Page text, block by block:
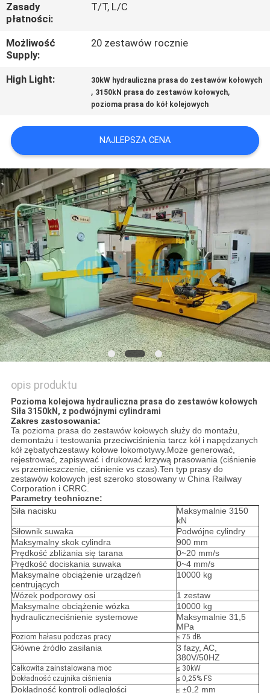
NAMI
POPROSIĆ
O
WYCENĘ
SITEMAP
PRIVACY
POLICY
Zasady
płatności:
T/T, L/C
Możliwość
Supply:
20 zestawów rocznie
High Light: 30kW hydrauliczna prasa do zestawów kołowych
, 3150kN prasa do zestawów kołowych,
pozioma prasa do kół kolejowych
NAJLEPSZA CENA
opis produktu
Pozioma kolejowa hydrauliczna prasa do zestawów kołowych
Siła 3150kN, z podwójnymi cylindrami
Zakres zastosowania:
Ta pozioma prasa do zestawów kołowych służy do montażu,
demontażu i testowania przeciwciśnienia tarcz kół i napędzanych
kół zębatychzestawy kołowe lokomotywy.Może generować,
rejestrować, zapisywać i drukować krzywą prasowania (ciśnienie
vs przemieszczenie, ciśnienie vs czas).Ten typ prasy do
zestawów kołowych jest szeroko stosowany w China Railway
Corporation i CRRC.
Parametry techniczne:
Siła nacisku
Maksymalnie 3150
kN
Siłownik suwaka
Podwójne cylindry
Maksymalny skok cylindra
900 mm
Prędkość zbliżania się tarana
0~20 mm/s
Prędkość dociskania suwaka
0~4 mm/s
Maksymalne obciążenie urządzeń
centrujących
10000 kg
Wózek podporowy osi
1 zestaw
Maksymalne obciążenie wózka
10000 kg
hydrauliczneciśnienie systemowe
Maksymalnie 31,5
MPa
Poziom hałasu podczas pracy ≤ 75 dB
Główne źródło zasilania
3 fazy, AC,
380V/50HZ
Całkowita zainstalowana moc
≤ 30kW
Dokładność czujnika ciśnienia
≤ 0,25% FS
Dokładność kontroli odległości ≤ ±0,2 mm